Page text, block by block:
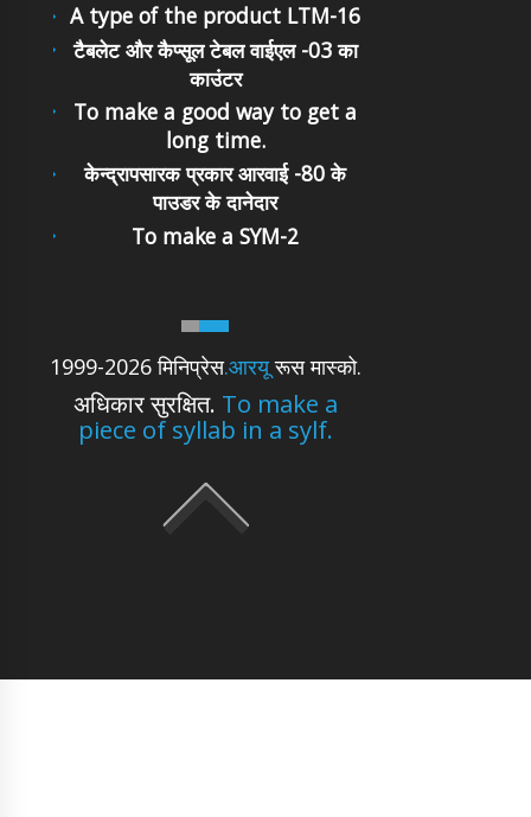
1999-2026 मिनिप्रेस.आरयूरूस मास्को.
अधिकार सुरक्षित. To make a
piece of syllab in a sylf.
A type of the product LTM-16
टैबलेट और कैप्सूल टेबल वाईएल -03 का
काउंटर
To make a good way to get a
long time.
केन्द्रापसारक प्रकार आरवाई -80 के
पाउडर के दानेदार
To make a SYM-2